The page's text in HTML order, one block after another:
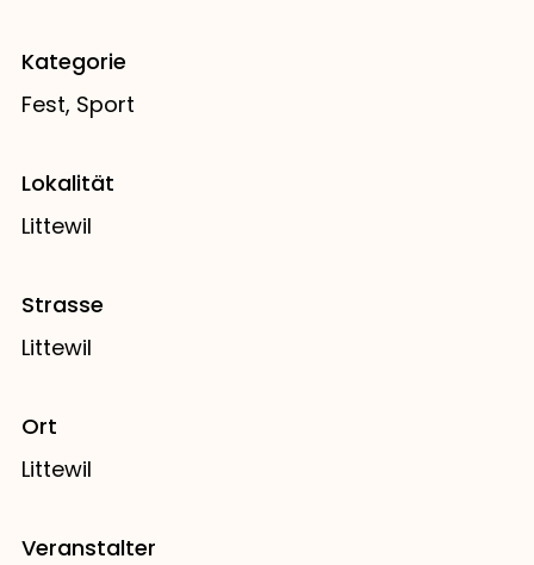
Kategorie
Fest, Sport
Lokalität
Littewil
Strasse
Littewil
Ort
Littewil
Veranstalter